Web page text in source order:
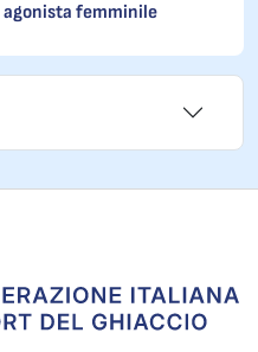
agonista femminile